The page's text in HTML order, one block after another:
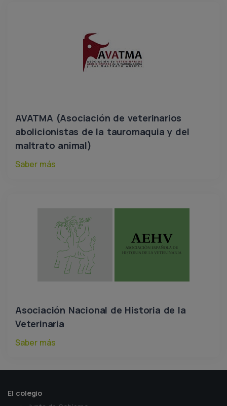
AVATMA (Asociación de veterinarios
abolicionistas de la tauromaquia y del
maltrato animal)
Saber más
Asociación Nacional de Historia de la
Veterinaria
Saber más
El colegio